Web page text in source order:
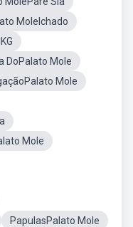
MoleIchado
DoPalato Mole
Mole
Mole
PapulasPalato Mole